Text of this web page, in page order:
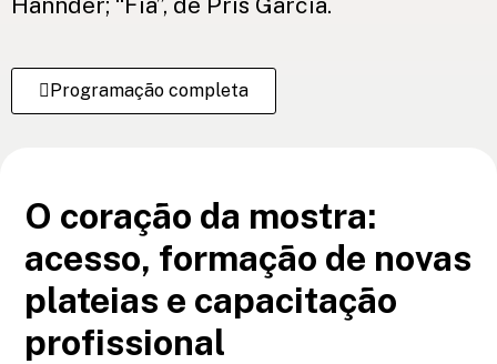
Programação completa
O coração da mostra:
acesso, formação de novas
plateias e capacitação
profissional